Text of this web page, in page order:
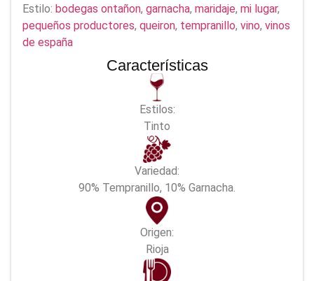
Estilo: bodegas ontañon, garnacha, maridaje, mi lugar,
pequeños productores, queiron, tempranillo, vino, vinos
de españa
Características
Estilos:
Tinto
Variedad:
90% Tempranillo, 10% Garnacha.
Origen:
Rioja